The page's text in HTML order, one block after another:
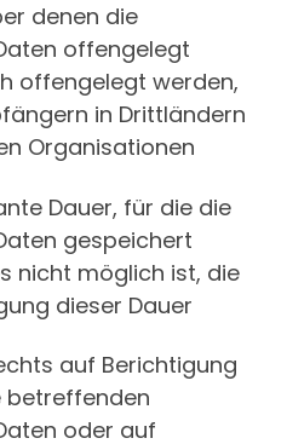
denen die
offengelegt
offengelegt werden,
in Drittländern
Organisationen
Dauer, für die die
gespeichert
nicht möglich ist, die
dieser Dauer
auf Berichtigung
betreffenden
oder auf